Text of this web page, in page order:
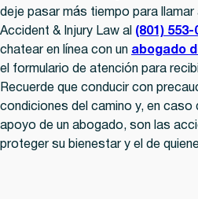
deje pasar más tiempo para llamar
Accident & Injury Law al (801) 553-
chatear en línea con un abogado
el formulario de atención para
Recuerde que conducir con
condiciones del camino y, en caso
apoyo de un abogado, son las
proteger su bienestar y el de